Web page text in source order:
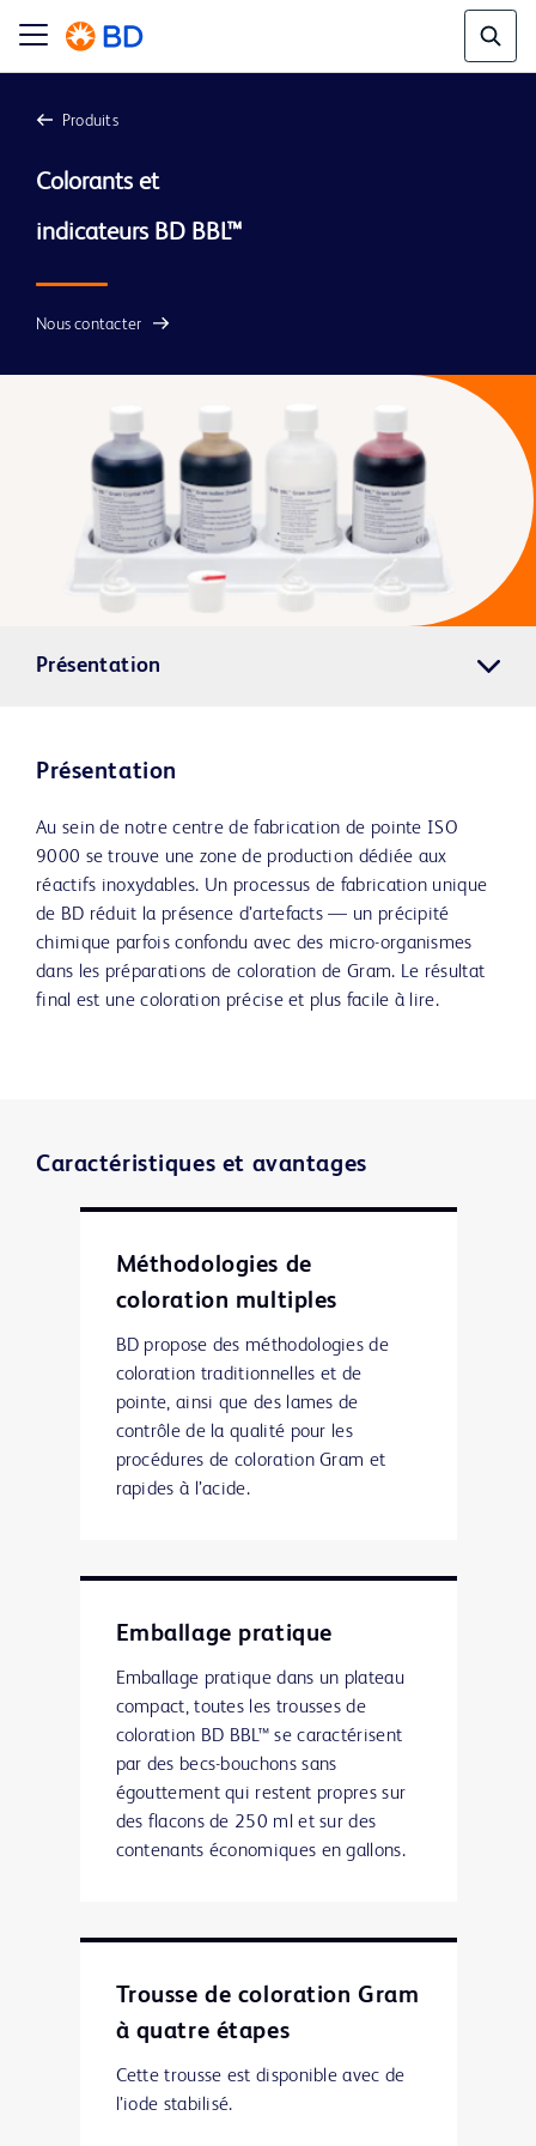
Produits
Colorants et
Nous contacter
Présentation
Présentation
Au sein de notre centre de fabrication de pointe ISO
9000 se trouve une zone de production dédiée aux
réactifs inoxydables. Un processus de fabrication unique
de BD réduit la présence d’artefacts — un précipité
chimique parfois confondu avec des micro-organismes
dans les préparations de coloration de Gram. Le résultat
final est une coloration précise et plus facile à lire.
Caractéristiques et avantages
Méthodologies de
coloration multiples
BD propose des méthodologies de
coloration traditionnelles et de
pointe, ainsi que des lames de
contrôle de la qualité pour les
procédures de coloration Gram et
rapides à l’acide.
Emballage pratique
Emballage pratique dans un plateau
compact, toutes les trousses de
coloration BD BBL™ se caractérisent
par des becs-bouchons sans
égouttement qui restent propres sur
des flacons de 250 ml et sur des
contenants économiques en gallons.
Trousse de coloration Gram
à quatre étapes
Cette trousse est disponible avec de
l’iode stabilisé.